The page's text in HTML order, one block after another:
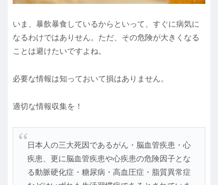
いま、暴飲暴食しているからといって、すぐに病気に
なるわけではありせん。ただ、その危険が大きくなる
ことは避けたいですよね。
必要な情報は知っておいて損はありません。
適切な情報収集を！
日本人の三大死因であるがん・脳血管疾患・心
疾患、更に脳血管疾患や心疾患の危険因子とな
る動脈硬化症・糖尿病・高血圧症・脂質異常症